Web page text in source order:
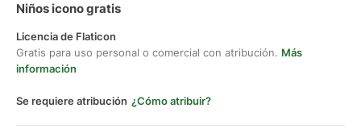
Niños icono gratis
Licencia de Flaticon
Gratis para uso personal o comercial con atribución. Más
información
Se requiere atribución ¿Cómo atribuir?